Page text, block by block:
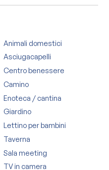
Animali domestici
Asciugacapelli
Centro benessere
Camino
Enoteca / cantina
Giardino
Lettino per bambini
Taverna
Sala meeting
TV in camera